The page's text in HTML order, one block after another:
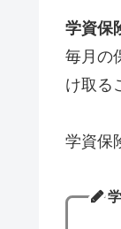
学資保
毎月の
け取る
学資保